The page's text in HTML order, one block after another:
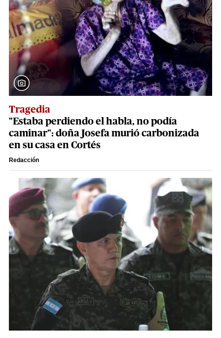
Tragedia
"Estaba perdiendo el habla, no podía
caminar": doña Josefa murió carbonizada
en su casa en Cortés
Redacción